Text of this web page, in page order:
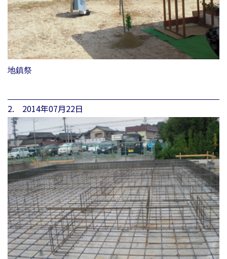
地鎮祭
2. 2014年07月22日